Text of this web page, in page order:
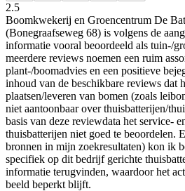
2.5
Boomkwekerij en Groencentrum De
(Bonegraafseweg 68) is volgens de
informatie vooral beoordeeld als tuin-/
meerdere reviews noemen een ruim
plant-/boomadvies en een positieve
inhoud van de beschikbare reviews dat
plaatsen/leveren van bomen (zoals
niet aantoonbaar over thuisbatterijen/
basis van deze reviewdata het service-
thuisbatterijen niet goed te beoordelen.
bronnen in mijn zoekresultaten) kon ik
specifiek op dit bedrijf gerichte
informatie terugvinden, waardoor het
beeld beperkt blijft.